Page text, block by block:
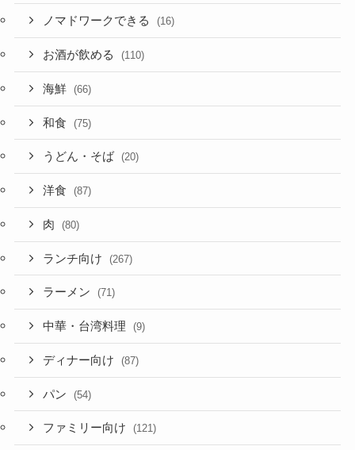
ノマドワークできる (16)
お酒が飲める (110)
海鮮 (66)
和食 (75)
うどん・そば (20)
洋食 (87)
肉 (80)
ランチ向け (267)
ラーメン (71)
中華・台湾料理 (9)
ディナー向け (87)
パン (54)
ファミリー向け (121)